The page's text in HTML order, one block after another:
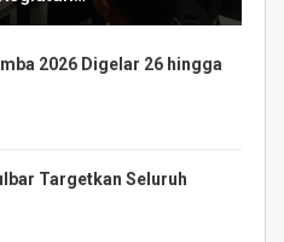
2026 Digelar 26 hingga
Targetkan Seluruh